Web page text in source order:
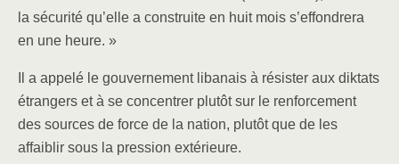
la sécurité qu’elle a construite en huit mois s’effondrera
en une heure. »
Il a appelé le gouvernement libanais à résister aux diktats
étrangers et à se concentrer plutôt sur le renforcement
des sources de force de la nation, plutôt que de les
affaiblir sous la pression extérieure.